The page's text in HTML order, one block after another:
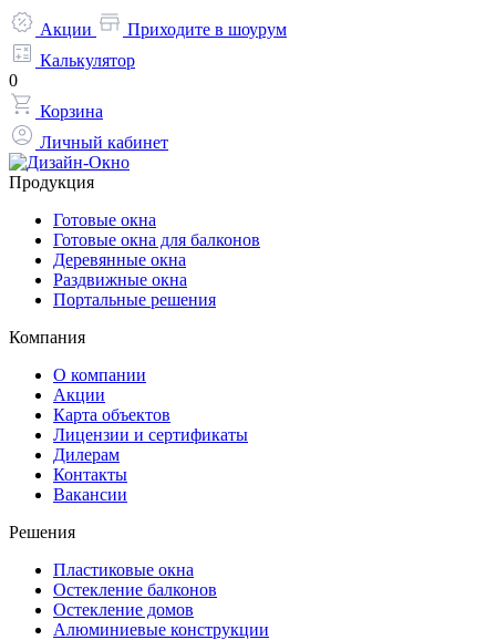
Акции
Приходите в шоурум
Калькулятор
0
Корзина
Личный кабинет
Продукция
Готовые окна
Готовые окна для балконов
Деревянные окна
Раздвижные окна
Портальные решения
Компания
О компании
Акции
Карта объектов
Лицензии и сертификаты
Дилерам
Контакты
Вакансии
Решения
Пластиковые окна
Остекление балконов
Остекление домов
Алюминиевые конструкции